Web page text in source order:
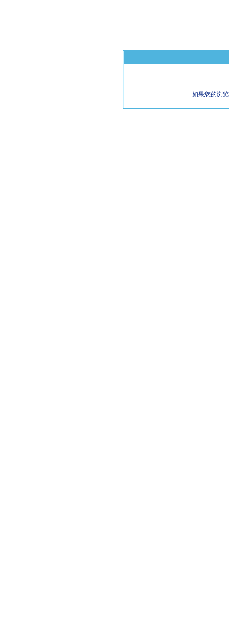
如果您的浏